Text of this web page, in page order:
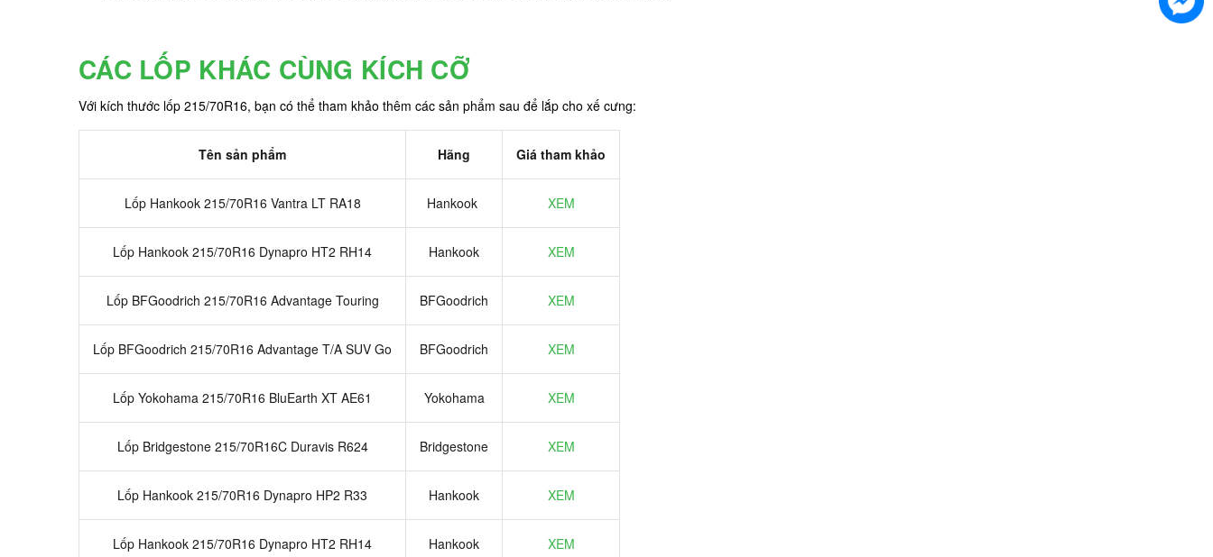
CÁC LỐP KHÁC CÙNG KÍCH CỠ
Với kích thước lốp 215/70R16, bạn có thể tham khảo thêm các sản phẩm sau để lắp cho xế cưng:
Tên sản phẩm Hãng Giá tham khảo
Lốp Hankook 215/70R16 Vantra LT RA18 Hankook XEM
Lốp Hankook 215/70R16 Dynapro HT2 RH14 Hankook XEM
Lốp BFGoodrich 215/70R16 Advantage Touring BFGoodrich XEM
Lốp BFGoodrich 215/70R16 Advantage T/A SUV Go BFGoodrich XEM
Lốp Yokohama 215/70R16 BluEarth XT AE61 Yokohama XEM
Lốp Bridgestone 215/70R16C Duravis R624 Bridgestone XEM
Lốp Hankook 215/70R16 Dynapro HP2 R33 Hankook XEM
Lốp Hankook 215/70R16 Dynapro HT2 RH14 Hankook XEM